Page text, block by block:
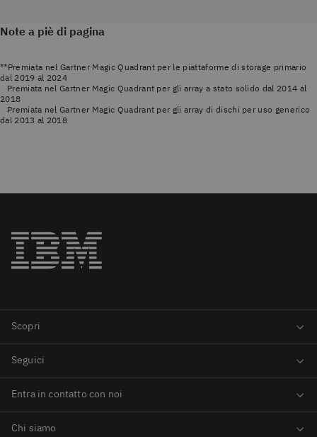
Note a piè di pagina
**Premiata nel Gartner Magic Quadrant per le piattaforme di storage primario
dal 2019 al 2024
Premiata nel Gartner Magic Quadrant per gli array a stato solido dal 2014 al
2018
Premiata nel Gartner Magic Quadrant per gli array di dischi per uso generico
dal 2013 al 2018